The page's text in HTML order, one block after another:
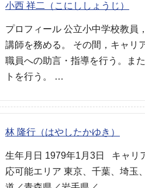
小西 祥二（こにししょうじ）
プロフィール 公立小中学校教員
講師を務める。 その間，キャリ
職員への助言・指導を行う。ま
トを行う。 …
林 隆行（はやしたかゆき）
生年月日 1979年1月3日 キャリ
応可能エリア 東京、千葉、埼